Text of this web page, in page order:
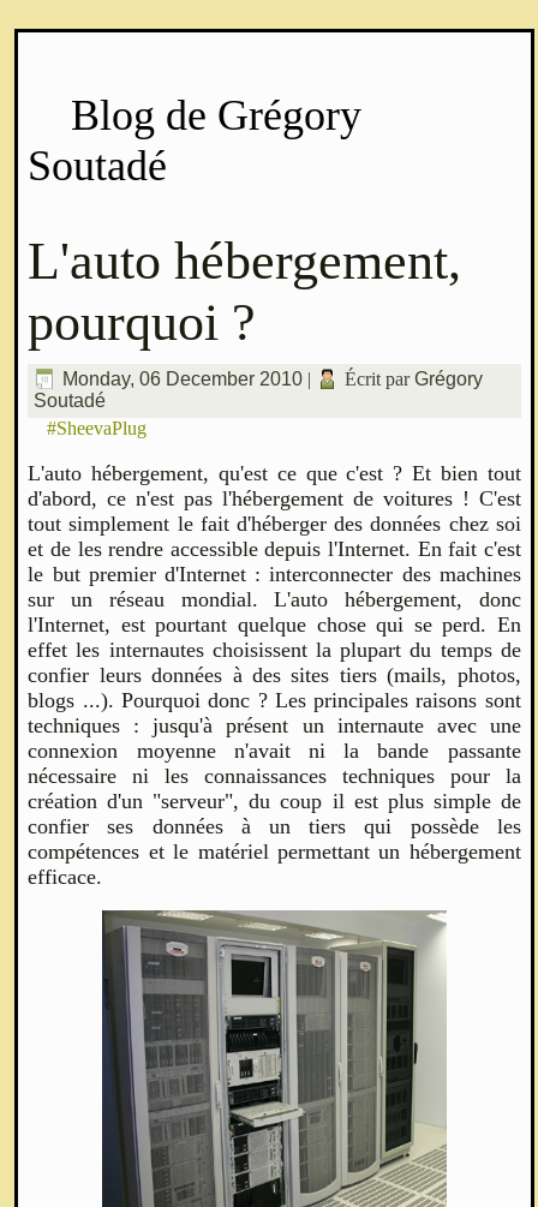
Blog de Grégory
Soutadé
L'auto hébergement,
pourquoi ?
Monday, 06 December 2010 | Écrit parGrégory
Soutadé
#SheevaPlug
L'auto hébergement, qu'est ce que c'est ? Et bien tout
d'abord, ce n'est pas l'hébergement de voitures ! C'est
tout simplement le fait d'héberger des données chez soi
et de les rendre accessible depuis l'Internet. En fait c'est
le but premier d'Internet : interconnecter des machines
sur un réseau mondial. L'auto hébergement, donc
l'Internet, est pourtant quelque chose qui se perd. En
effet les internautes choisissent la plupart du temps de
confier leurs données à des sites tiers (mails, photos,
blogs ...). Pourquoi donc ? Les principales raisons sont
techniques : jusqu'à présent un internaute avec une
connexion moyenne n'avait ni la bande passante
nécessaire ni les connaissances techniques pour la
création d'un "serveur", du coup il est plus simple de
confier ses données à un tiers qui possède les
compétences et le matériel permettant un hébergement
efficace.